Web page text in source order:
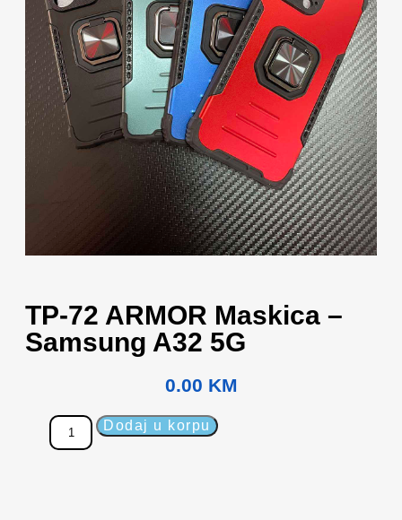
TP-72 ARMOR Maskica –
Samsung A32 5G
0.00 KM
Dodaj u korpu